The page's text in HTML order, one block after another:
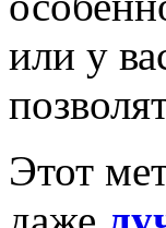
или у
Этот